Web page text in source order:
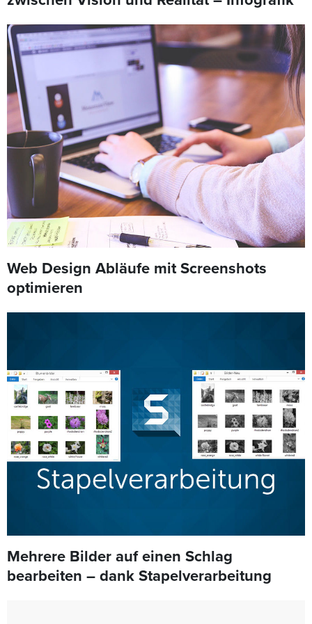
Web Design Abläufe mit Screenshots
optimieren
Mehrere Bilder auf einen Schlag
bearbeiten – dank Stapelverarbeitung